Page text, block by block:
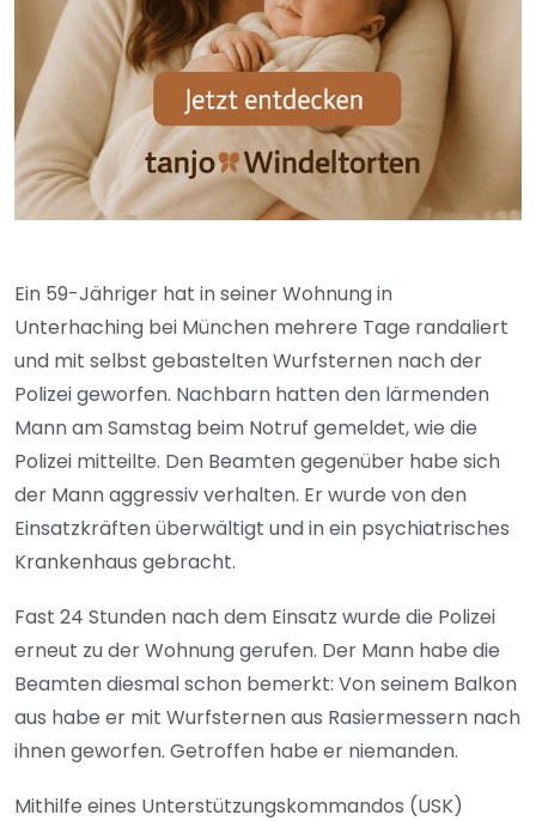
Ein 59-Jähriger hat in seiner Wohnung in
Unterhaching bei München mehrere Tage randaliert
und mit selbst gebastelten Wurfsternen nach der
Polizei geworfen. Nachbarn hatten den lärmenden
Mann am Samstag beim Notruf gemeldet, wie die
Polizei mitteilte. Den Beamten gegenüber habe sich
der Mann aggressiv verhalten. Er wurde von den
Einsatzkräften überwältigt und in ein psychiatrisches
Krankenhaus gebracht.
Fast 24 Stunden nach dem Einsatz wurde die Polizei
erneut zu der Wohnung gerufen. Der Mann habe die
Beamten diesmal schon bemerkt: Von seinem Balkon
aus habe er mit Wurfsternen aus Rasiermessern nach
ihnen geworfen. Getroffen habe er niemanden.
Mithilfe eines Unterstützungskommandos (USK)